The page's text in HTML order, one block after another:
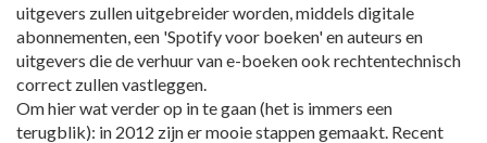
uitgevers zullen uitgebreider worden, middels digitale
abonnementen, een 'Spotify voor boeken' en auteurs en
uitgevers die de verhuur van e-boeken ook rechtentechnisch
correct zullen vastleggen.
Om hier wat verder op in te gaan (het is immers een
terugblik): in 2012 zijn er mooie stappen gemaakt. Recent